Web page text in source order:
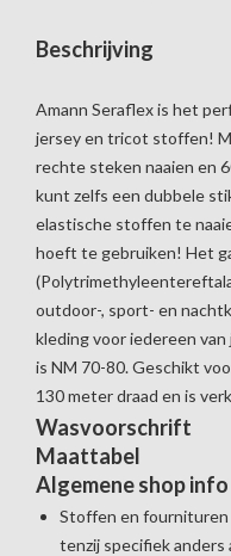
Beschrijving
Amann Seraflex is het
jersey en tricot stoffen!
rechte steken naaien en
kunt zelfs een dubbele
elastische stoffen te
hoeft te gebruiken! Het
outdoor-, sport- en
kleding voor iedereen
is NM 70-80. Geschikt
130 meter draad en is
Wasvoorschrift
Maattabel
Algemene shop info
Stoffen en fournituren
tenzij specifiek anders